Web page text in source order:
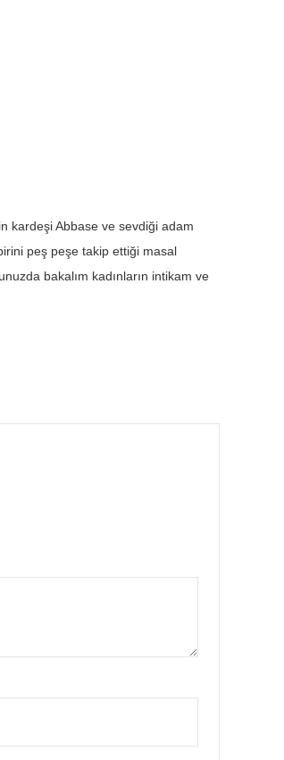
kardeşi Abbase ve sevdiği adam
peş peşe takip ettiği masal
bakalım kadınların intikam ve